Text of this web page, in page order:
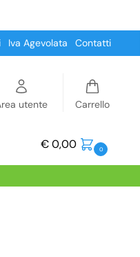
Iva Agevolata Contatti
utente Carrello
€0,00 0